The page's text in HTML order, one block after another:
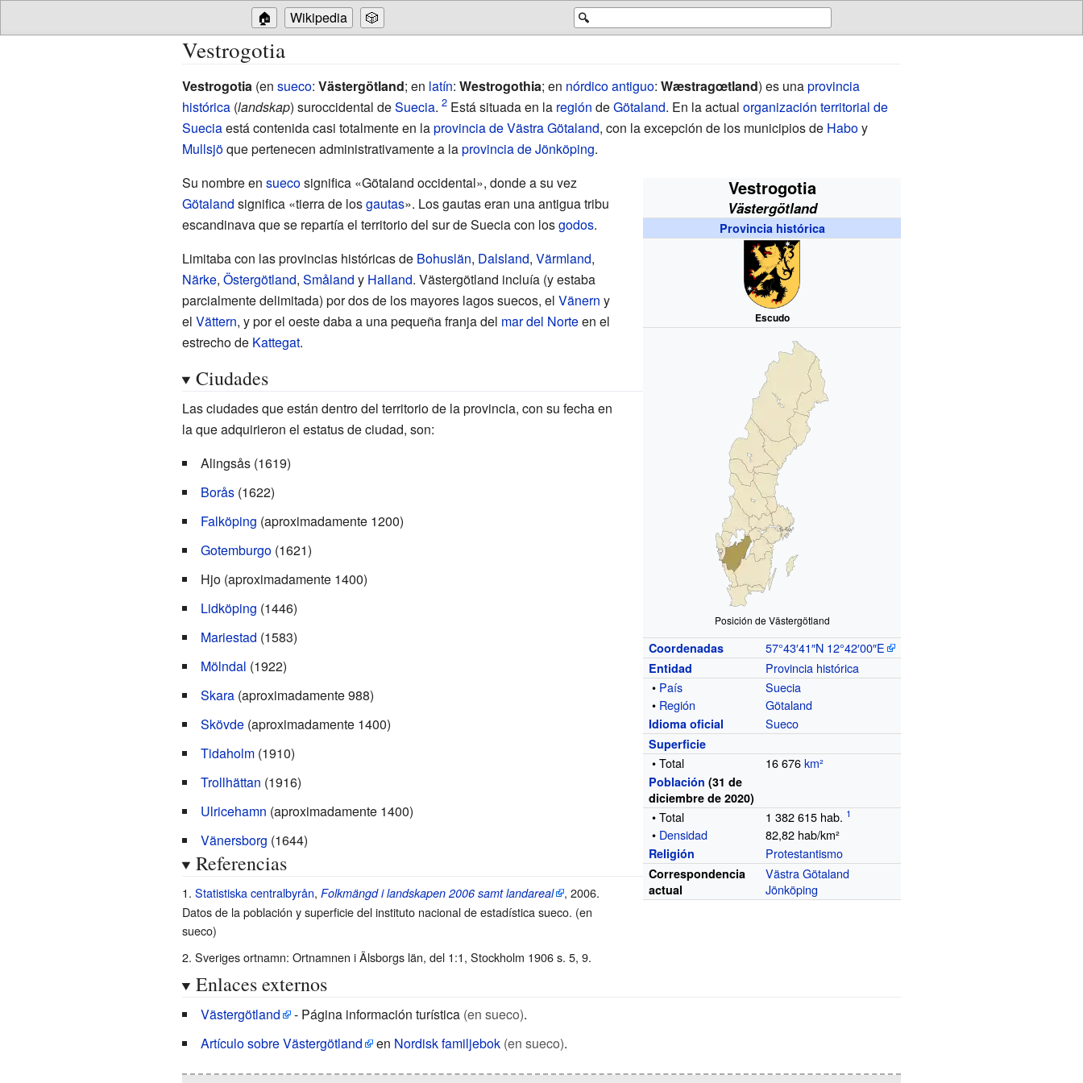
🔍
🏠 Wikipedia 🎲
Vestrogotia
Vestrogotia (en sueco: Västergötland; en latín: Westrogothia; en nórdico antiguo: Wæstragœtland) es unaprovincia
histórica(landskap) suroccidental deSuecia. Está situada en la región deGötaland. En la actual organización territorial de
Sueciaestá contenida casi totalmente en laprovincia de Västra Götaland, con la excepción de los municipios de Haboy
Mullsjöque pertenecen administrativamente a laprovincia de Jönköping.
Vestrogotia
Västergötland
Provincia histórica
Escudo
Posición de Västergötland
Coordenadas 57°43′41″N 12°42′00″E
Entidad
Provincia histórica
• País
Suecia
• Región Götaland
Idioma oficial Sueco
Superficie
• Total 16 676km²
Población (31 de
diciembre de 2020)
• Total 1 382 615 hab.
• Densidad 82,82 hab/km²
Religión Protestantismo
Correspondencia
actual
Västra Götaland
Jönköping
Su nombre en suecosignifica «Götaland occidental», donde a su vez
Götaland significa «tierra de losgautas». Los gautas eran una antigua tribu
escandinava que se repartía el territorio del sur de Suecia con losgodos.
Limitaba con las provincias históricas de Bohuslän, Dalsland, Värmland,
Närke, Östergötland, Småland y Halland. Västergötland incluía (y estaba
parcialmente delimitada) por dos de los mayores lagos suecos, el Vänern y
el Vättern, y por el oeste daba a una pequeña franja del mar del Norteen el
estrecho de Kattegat.
Ciudades
Las ciudades que están dentro del territorio de la provincia, con su fecha en
la que adquirieron el estatus de ciudad, son:
Alingsås(1619)
Borås(1622)
Falköping (aproximadamente 1200)
Gotemburgo(1621)
Hjo(aproximadamente 1400)
Lidköping (1446)
Mariestad (1583)
Mölndal (1922)
Skara(aproximadamente 988)
Skövde(aproximadamente 1400)
Tidaholm(1910)
Trollhättan (1916)
Ulricehamn (aproximadamente 1400)
Vänersborg (1644)
Referencias
Statistiska centralbyrån, Folkmängd i landskapen 2006 samt landareal
, 2006.
Datos de la población y superficie del instituto nacional de estadística sueco. (en
sueco)
Sveriges ortnamn: Ortnamnen i Älsborgs län, del 1:1, Stockholm 1906 s. 5, 9.
Enlaces externos
Västergötland - Página información turística (en sueco).
Artículo sobre Västergötland en Nordisk familjebok (en sueco).